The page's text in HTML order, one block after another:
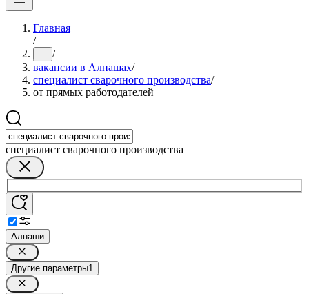
Главная
/
... /
вакансии в Алнашах/
специалист сварочного производства/
от прямых работодателей
специалист сварочного производства
Алнаши
Другие параметры1